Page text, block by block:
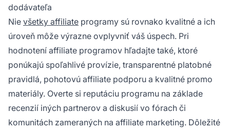
dodávateľa
Nie všetky affiliate programy sú rovnako kvalitné a ich
úroveň môže výrazne ovplyvniť váš úspech. Pri
hodnotení affiliate programov hľadajte také, ktoré
ponúkajú spoľahlivé provízie, transparentné platobné
pravidlá, pohotovú affiliate podporu a kvalitné promo
materiály. Overte si reputáciu programu na základe
recenzií iných partnerov a diskusií vo fórach či
komunitách zameraných na affiliate marketing. Dôležité